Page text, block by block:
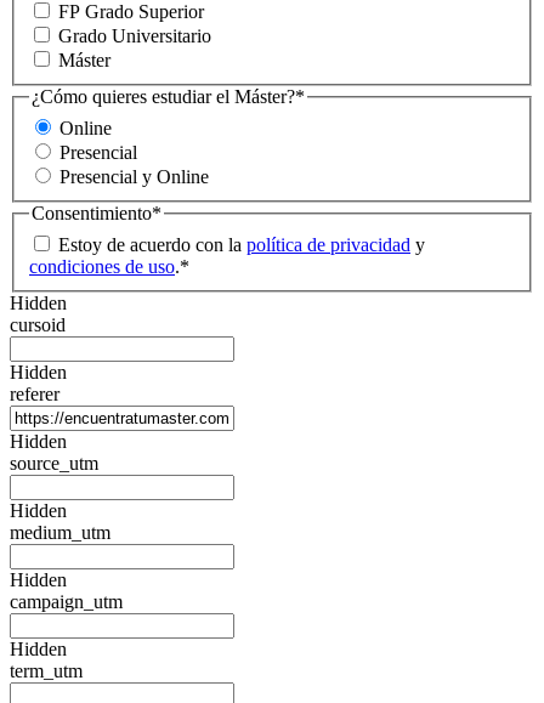
FP Grado Superior
Grado Universitario
Máster
¿Cómo quieres estudiar el Máster?*
Online
Presencial
Presencial y Online
Consentimiento*
Estoy de acuerdo con la política de privacidad y
condiciones de uso.*
Hidden
cursoid
Hidden
referer
Hidden
source_utm
Hidden
medium_utm
Hidden
campaign_utm
Hidden
term_utm